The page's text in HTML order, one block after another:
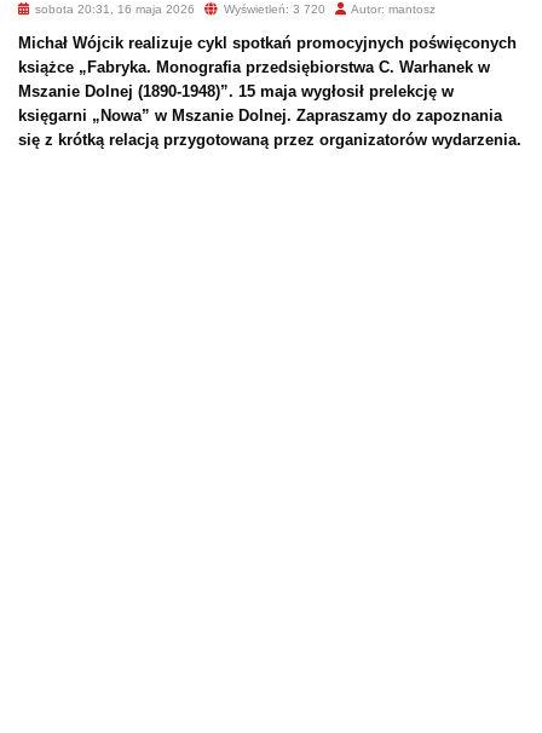
sobota 20:31, 16 maja 2026 Wyświetleń: 3 720 Autor: mantosz
Michał Wójcik realizuje cykl spotkań promocyjnych poświęconych
książce „Fabryka. Monografia przedsiębiorstwa C. Warhanek w
Mszanie Dolnej (1890-1948)”. 15 maja wygłosił prelekcję w
księgarni „Nowa” w Mszanie Dolnej. Zapraszamy do zapoznania
się z krótką relacją przygotowaną przez organizatorów wydarzenia.